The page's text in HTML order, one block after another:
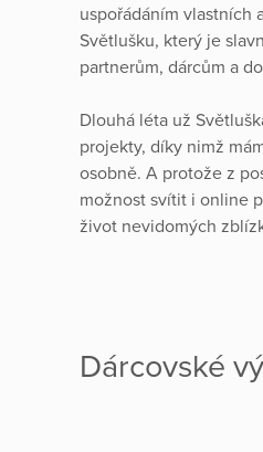
uspořádáním vlastních
Světlušku, který je
partnerům, dárcům a
Dlouhá léta už
projekty, díky nimž
osobně. A protože z
možnost svítit i online
život nevidomých
Dárcovské